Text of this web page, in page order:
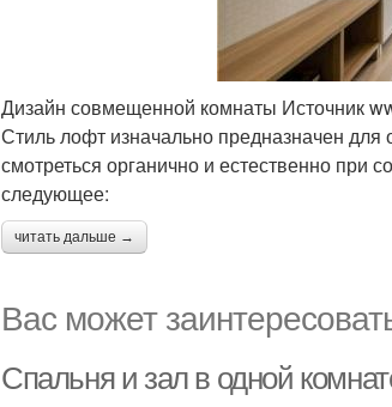
Дизайн совмещенной комнаты Источник
Стиль лофт изначально предназначен для
смотреться органично и естественно при
следующее:
читать дальше →
Вас может
Спальня и зал в одной